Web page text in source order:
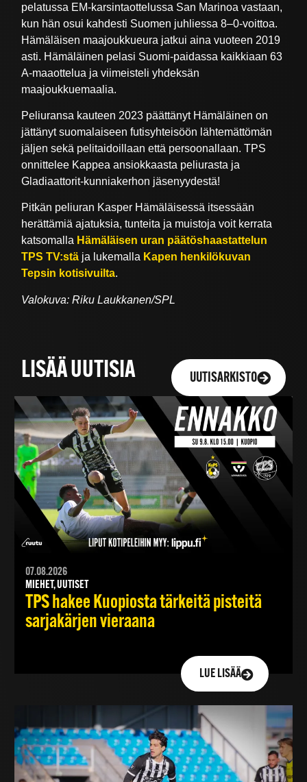
pelatussa EM-karsintaottelussa San Marinoa vastaan,
kun hän osui kahdesti Suomen juhliessa 8–0-voittoa.
Hämäläisen maajoukkueura jatkui aina vuoteen 2019
asti. Hämäläinen pelasi Suomi-paidassa kaikkiaan 63
A-maaottelua ja viimeisteli yhdeksän
maajoukkuemaalia.
Peliuransa kauteen 2023 päättänyt Hämäläinen on
jättänyt suomalaiseen futisyhteisöön lähtemättömän
jäljen sekä pelitaidoillaan että persoonallaan. TPS
onnittelee Kappea ansiokkaasta peliurasta ja
Gladiaattorit-kunniakerhon jäsenyydestä!
Pitkän peliuran Kasper Hämäläisessä itsessään
herättämiä ajatuksia, tunteita ja muistoja voit kerrata
katsomalla Hämäläisen uran päätöshaastattelun
TPS TV:stä ja lukemalla Kapen henkilökuvan
Tepsin kotisivuilta.
Valokuva: Riku Laukkanen/SPL
LISÄÄ UUTISIA UUTISARKISTO
07.08.2026
MIEHET, UUTISET
TPS hakee Kuopiosta tärkeitä pisteitä
sarjakärjen vieraana
LUE LISÄÄ